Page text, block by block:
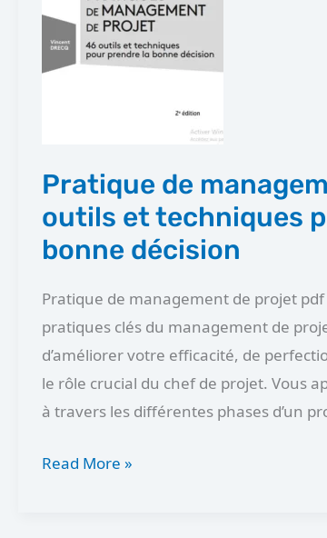
Pratique de
outils et techniques
bonne décision
Pratique de management de projet
pratiques clés du management de
d’améliorer votre efficacité, de
le rôle crucial du chef de projet. Vous
à travers les différentes phases d’un
management
et
techniques
pour
prendre
bonne
décision
Read More »